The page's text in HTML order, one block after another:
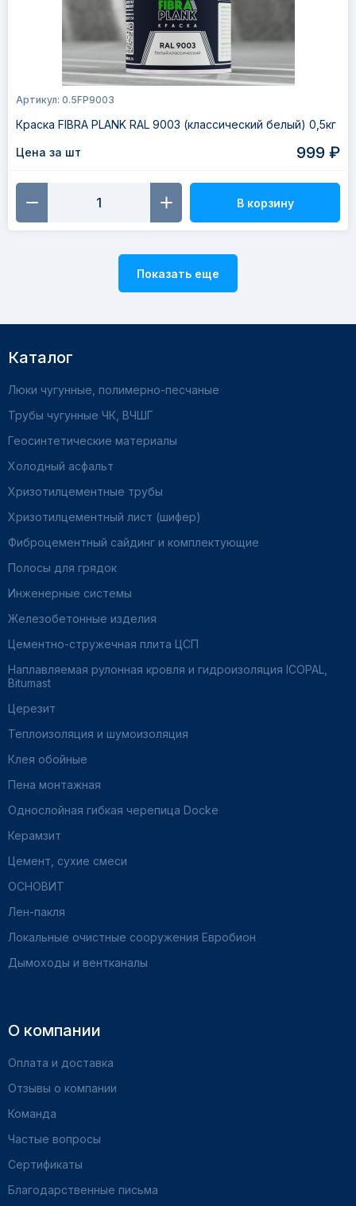
Артикул: 0.5FP9003
Краска FIBRA PLANK RAL 9003 (классический белый) 0,5кг
Цена за шт 999 ₽
В корзину
Показать еще
Каталог
Люки чугунные, полимерно-песчаные
Трубы чугунные ЧК, ВЧШГ
Геосинтетические материалы
Холодный асфальт
Хризотилцементные трубы
Хризотилцементный лист (шифер)
Фиброцементный сайдинг и комплектующие
Полосы для грядок
Инженерные системы
Железобетонные изделия
Цементно-стружечная плита ЦСП
Наплавляемая рулонная кровля и гидроизоляция ICOPAL,
Bitumast
Церезит
Теплоизоляция и шумоизоляция
Клея обойные
Пена монтажная
Однослойная гибкая черепица Docke
Керамзит
Цемент, сухие смеси
ОСНОВИТ
Лен-пакля
Локальные очистные сооружения Евробион
Дымоходы и вентканалы
О компании
Оплата и доставка
Отзывы о компании
Команда
Частые вопросы
Сертификаты
Благодарственные письма